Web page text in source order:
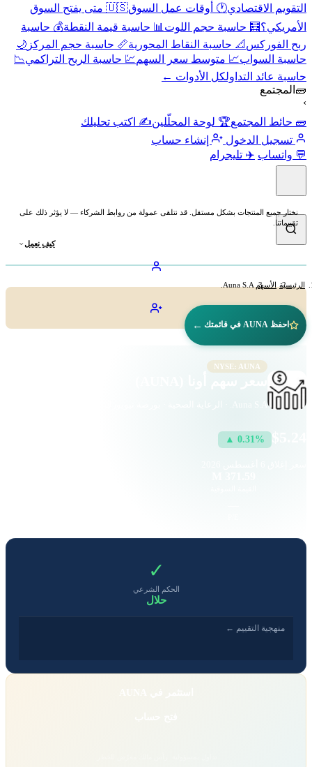
التقويم الاقتصادي🕐 أوقات عمل السوق
🇺🇸 متى يفتح السوق
الأمريكي؟🧮 حاسبة حجم اللوت📊 حاسبة قيمة النقطة💰 حاسبة
ربح الفوركس 📐 حاسبة النقاط المحورية📏 حاسبة حجم المركز 🌙
حاسبة السواب📈 متوسط سعر السهم💹 حاسبة الربح التراكمي 📉
حاسبة عائد التداولكل الأدوات ←
🧱المجتمع
🧱 حائط المجتمع🏆 لوحة المحلّلين✍️ اكتب تحليلك
تسجيل الدخول
إنشاء حساب
💬 واتساب ✈️ تليجرام
نختار جميع المنتجات بشكل مستقل. قد نتلقى عمولة من روابط الشركاء — لا يؤثر ذلك على
تقييماتنا.
كيف نعمل
الرئيسية الأسهم Auna S.A.
احفظ AUNA في قائمتك ←
NYSE: AUNA
Auna S.A. · الرعاية الصحية · بورصة نيويورك
▲ 0.31%
✓
الحكم الشرعي
حلال
منهجية التقييم ←